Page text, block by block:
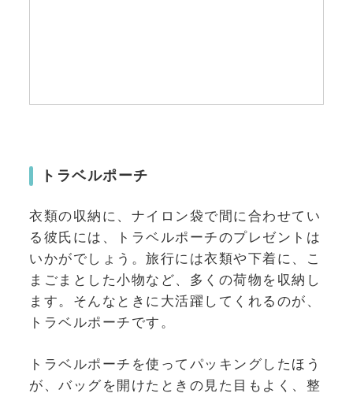
トラベルポーチ
衣類の収納に、ナイロン袋で間に合わせてい
る彼氏には、トラベルポーチのプレゼントは
いかがでしょう。 旅行には衣類や下着に、こ
まごまとした小物など、多くの荷物を収納し
ます。そんなときに大活躍してくれるのが、
トラベルポーチです。
トラベルポーチを使ってパッキングしたほう
が、バッグを開けたときの見た目もよく、整